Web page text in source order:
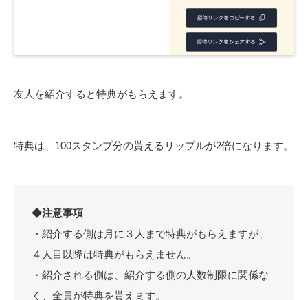
友人を紹介すると特典がもらえます。
特典は、100スタンプ分の貰えるリップルが2倍になります。
◆注意事項
・紹介する側は月に３人まで特典がもらえますが、
４人目以降は特典がもらえません。
・紹介される側は、紹介する側の人数制限に関係な
く、全員が特典を貰えます。